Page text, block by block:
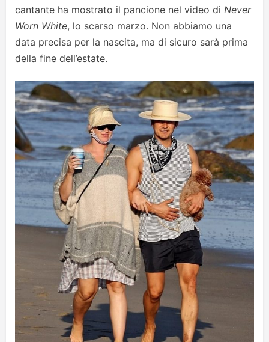
cantante ha mostrato il pancione nel video di Never
Worn White, lo scarso marzo. Non abbiamo una
data precisa per la nascita, ma di sicuro sarà prima
della fine dell’estate.